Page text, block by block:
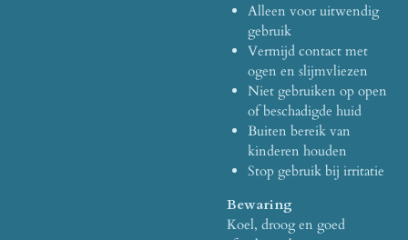
Alleen voor uitwendig
gebruik
Vermijd contact met
ogen en slijmvliezen
Niet gebruiken op open
of beschadigde huid
Buiten bereik van
kinderen houden
Stop gebruik bij irritatie
Bewaring
Koel, droog en goed